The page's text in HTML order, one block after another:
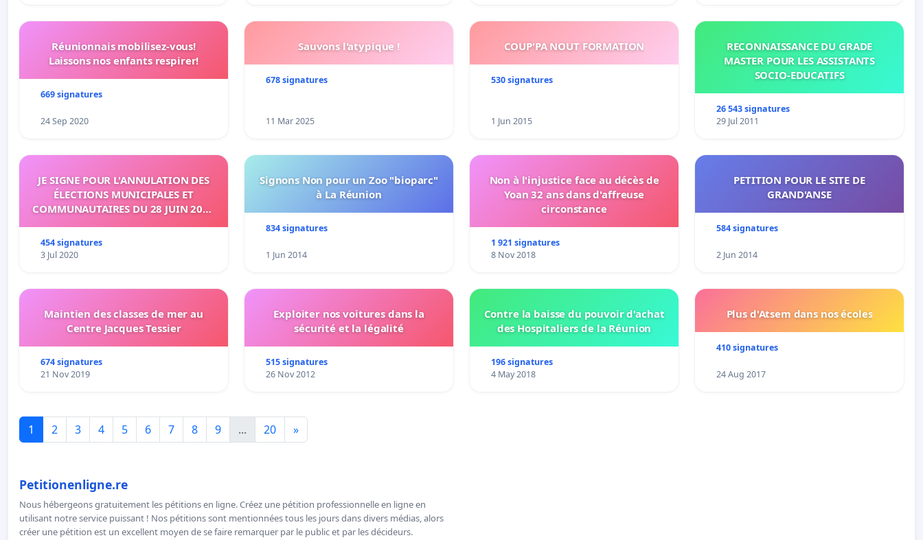
Réunionnais mobilisez-vous!
Laissons nos enfants respirer!
669 signatures
24 Sep 2020
Sauvons l'atypique !
678 signatures
11 Mar 2025
COUP'PA NOUT FORMATION
530 signatures
1 Jun 2015
RECONNAISSANCE DU GRADE
MASTER POUR LES ASSISTANTS
SOCIO-EDUCATIFS
26 543 signatures
29 Jul 2011
JE SIGNE POUR L'ANNULATION DES
ÉLECTIONS MUNICIPALES ET
COMMUNAUTAIRES DU 28 JUIN 2020
454 signatures
3 Jul 2020
Signons Non pour un Zoo "bioparc"
à La Réunion
834 signatures
1 Jun 2014
Non à l'injustice face au décès de
Yoan 32 ans dans d'affreuse
circonstance
1 921 signatures
8 Nov 2018
PETITION POUR LE SITE DE
GRAND'ANSE
584 signatures
2 Jun 2014
Maintien des classes de mer au
Centre Jacques Tessier
674 signatures
21 Nov 2019
Exploiter nos voitures dans la
sécurité et la légalité
515 signatures
26 Nov 2012
Contre la baisse du pouvoir d'achat
des Hospitaliers de la Réunion
196 signatures
4 May 2018
Plus d'Atsem dans nos écoles
410 signatures
24 Aug 2017
1 2 3 4 5 6 7 8 9 ... 20 »
Petitionenligne.re
Nous hébergeons gratuitement les pétitions en ligne. Créez une pétition professionnelle en ligne en
utilisant notre service puissant ! Nos pétitions sont mentionnées tous les jours dans divers médias, alors
créer une pétition est un excellent moyen de se faire remarquer par le public et par les décideurs.